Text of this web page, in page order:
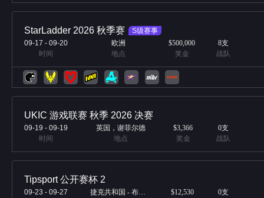
StarLadder 2026 秋季赛
S级赛事
09-17 - 09-20
时间
欧洲
地点
$500,000
奖金
8支
战队
UKIC 游戏联赛 秋季 2026 决赛
09-19 - 09-19
时间
英国，谢菲尔德
地点
$3,366
奖金
0支
战队
Tipsport 公开赛杯 2
09-23 - 09-27
捷克共和国 - 布拉格
$12,530
0支